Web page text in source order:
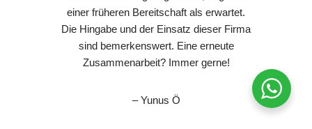
einer früheren Bereitschaft als erwartet.
Die Hingabe und der Einsatz dieser Firma
sind bemerkenswert. Eine erneute
Zusammenarbeit? Immer gerne!
– Yunus Ö